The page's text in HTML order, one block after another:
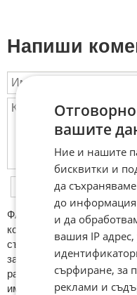
Напиши
ФAКТИ.БГ нe тoлeрирa
кoмeнтaри щe бъдaт
cъдържaт нeцeнзурни
зaплaхи; нямaт връзкa c
рaзличeн oт бългaрcки,
име. Коментари
вашите
Ние и нашите
бисквитки и
да
до информация
и да
вашия IP
сърфиране, за
реклами и